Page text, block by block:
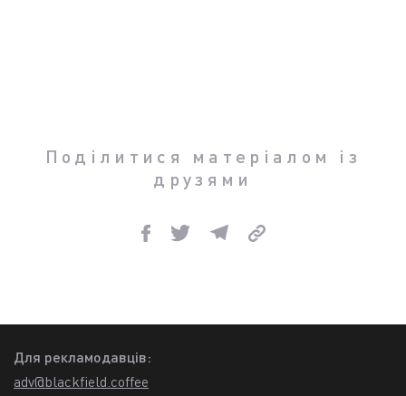
Поділитися матеріалом із
друзями
Для рекламодавців:
adv@blackfield.coffee